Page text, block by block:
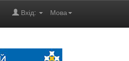
Мова
Вхід: